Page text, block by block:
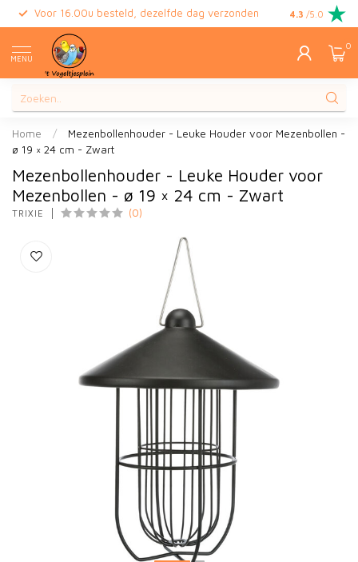
Voor 16.00u besteld, dezelfde dag verzonden Gratis
4.3 /5.0
MENU
0
Home /
Mezenbollenhouder - Leuke Houder voor Mezenbollen -
ø 19 × 24 cm - Zwart
Mezenbollenhouder - Leuke Houder voor
Mezenbollen - ø 19 × 24 cm - Zwart
TRIXIE (0)